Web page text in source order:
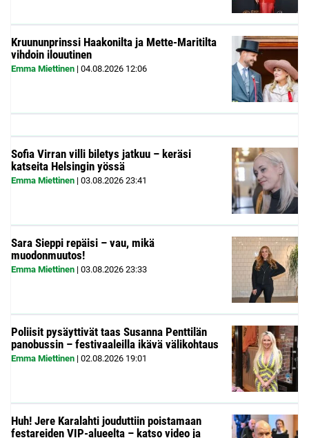
Kruununprinssi Haakonilta ja Mette-Maritilta
vihdoin ilouutinen
Emma Miettinen | 04.08.2026 12:06
Sofia Virran villi biletys jatkuu – keräsi
katseita Helsingin yössä
Emma Miettinen | 03.08.2026 23:41
Sara Sieppi repäisi – vau, mikä
muodonmuutos!
Emma Miettinen | 03.08.2026 23:33
Poliisit pysäyttivät taas Susanna Penttilän
panobussin – festivaaleilla ikävä välikohtaus
Emma Miettinen | 02.08.2026 19:01
Huh! Jere Karalahti jouduttiin poistamaan
festareiden VIP-alueelta – katso video ja